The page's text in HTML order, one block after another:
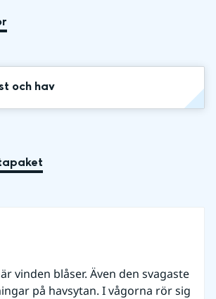
och hav
vinden blåser. Även den svagaste
på havsytan. I vågorna rör sig